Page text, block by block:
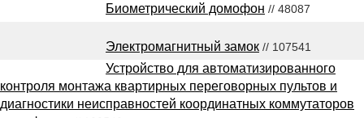
Биометрический домофон // 48087
Электромагнитный замок // 107541
Устройство для автоматизированного
контроля монтажа квартирных переговорных пультов и
диагностики неисправностей координатных коммутаторов